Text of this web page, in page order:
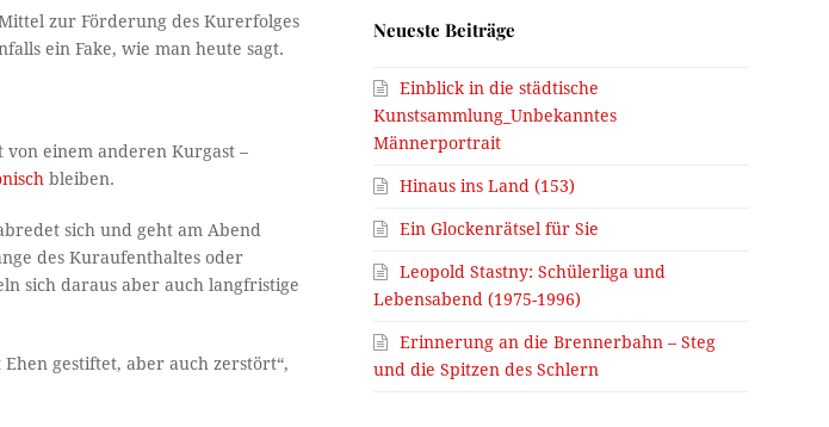
zur Förderung des Kurerfolges
ein Fake, wie man heute sagt.
von einem anderen Kurgast –
bleiben.
sich und geht am Abend
des Kuraufenthaltes oder
sich daraus aber auch langfristige
gestiftet, aber auch zerstört“,
Neueste Beiträge
Einblick in die städtische
Kunstsammlung_Unbekanntes
Männerportrait
Hinaus ins Land (153)
Ein Glockenrätsel für Sie
Leopold Stastny: Schülerliga und
Lebensabend (1975-1996)
Erinnerung an die Brennerbahn – Steg
und die Spitzen des Schlern